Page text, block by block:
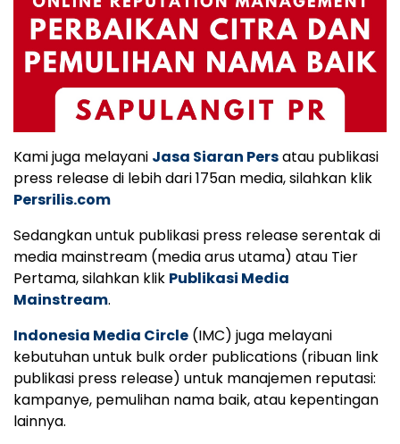
Kami juga melayani Jasa Siaran Persatau publikasi
press release di lebih dari 175an media, silahkan klik
Persrilis.com
Sedangkan untuk publikasi press release serentak di
media mainstream (media arus utama) atau Tier
Pertama, silahkan klik Publikasi Media
Mainstream.
Indonesia Media Circle (IMC) juga melayani
kebutuhan untuk bulk order publications (ribuan link
publikasi press release) untuk manajemen reputasi:
kampanye, pemulihan nama baik, atau kepentingan
lainnya.